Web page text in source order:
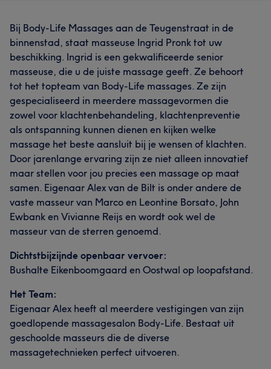
Bij Body-Life Massages aan de Teugenstraat in de
binnenstad, staat masseuse Ingrid Pronk tot uw
beschikking. Ingrid is een gekwalificeerde senior
masseuse, die u de juiste massage geeft. Ze behoort
tot het topteam van Body-Life massages. Ze zijn
gespecialiseerd in meerdere massagevormen die
zowel voor klachtenbehandeling, klachtenpreventie
als ontspanning kunnen dienen en kijken welke
massage het beste aansluit bij je wensen of klachten.
Door jarenlange ervaring zijn ze niet alleen innovatief
maar stellen voor jou precies een massage op maat
samen. Eigenaar Alex van de Bilt is onder andere de
vaste masseur van Marco en Leontine Borsato, John
Ewbank en Vivianne Reijs en wordt ook wel de
masseur van de sterren genoemd.
Dichtstbijzijnde openbaar vervoer:
Bushalte Eikenboomgaard en Oostwal op loopafstand.
Het Team:
Eigenaar Alex heeft al meerdere vestigingen van zijn
goedlopende massagesalon Body-Life. Bestaat uit
geschoolde masseurs die de diverse
massagetechnieken perfect uitvoeren.